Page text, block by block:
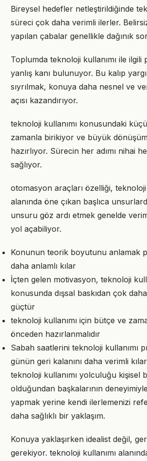
Bireysel hedefler netleştirildiğinde
süreci çok daha verimli ilerler.
yapılan çabalar genellikle dağınık
Toplumda teknoloji kullanımı ile ilgili
yanlış kanı bulunuyor. Bu kalıp
sıyrılmak, konuya daha nesnel ve
açısı kazandırıyor.
teknoloji kullanımı konusundaki
zamanla birikiyor ve büyük
hazırlıyor. Sürecin her adımı nihai
sağlıyor.
otomasyon araçları özelliği, teknoloji
alanında öne çıkan başlıca
unsuru göz ardı etmek genelde
yol açabiliyor.
Konunun teorik boyutunu anlamak
daha anlamlı kılar
İçten gelen motivasyon, teknoloji
konusunda dışsal baskıdan çok
güçtür
teknoloji kullanımı için bütçe ve
önceden hazırlanmalıdır
Sabah saatlerini teknoloji kullanımı
günün geri kalanını daha verimli kılar
teknoloji kullanımı yolculuğu kişisel
olduğundan başkalarının
yapmak yerine kendi ilerlemenizi
daha sağlıklı bir yaklaşım.
Konuya yaklaşırken idealist değil,
gerekiyor. teknoloji kullanımı